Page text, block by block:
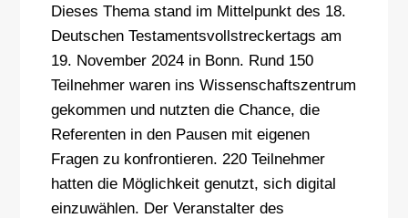
Dieses Thema stand im Mittelpunkt des 18.
Deutschen Testamentsvollstreckertags am
19. November 2024 in Bonn. Rund 150
Teilnehmer waren ins Wissenschaftszentrum
gekommen und nutzten die Chance, die
Referenten in den Pausen mit eigenen
Fragen zu konfrontieren. 220 Teilnehmer
hatten die Möglichkeit genutzt, sich digital
einzuwählen. Der Veranstalter des